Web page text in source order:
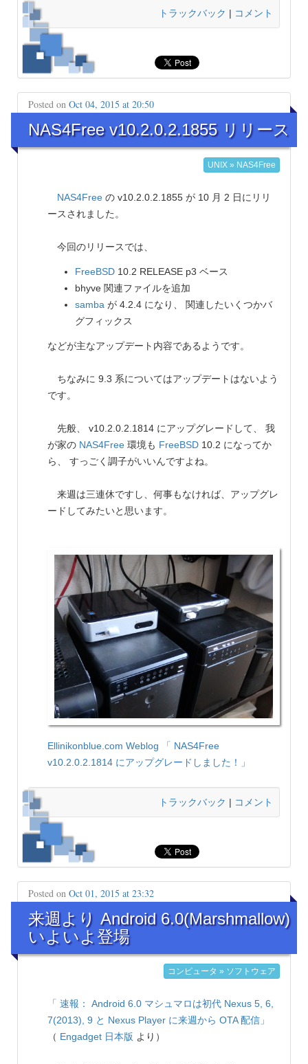
トラックバック | コメント
Posted on Oct 04, 2015 at 20:50
NAS4Free v10.2.0.2.1855 リリース
UNIX » NAS4Free
NAS4Free の v10.2.0.2.1855 が 10 月 2 日にリリ
ースされました。
今回のリリースでは、
FreeBSD 10.2 RELEASE p3 ベース
bhyve 関連ファイルを追加
samba が 4.2.4 になり、 関連したいくつかバ
グフィックス
などが主なアップデート内容であるようです。
ちなみに 9.3 系についてはアップデートはないよう
です。
先般、 v10.2.0.2.1814 にアップグレードして、 我
が家の NAS4Free 環境も FreeBSD 10.2 になってか
ら、 すっごく調子がいいんですよね。
来週は三連休ですし、何事もなければ、アップグレ
ードしてみたいと思います。
Ellinikonblue.com Weblog
「 NAS4Free
v10.2.0.2.1814 にアップグレードしました！」
トラックバック | コメント
Posted on Oct 01, 2015 at 23:32
来週より Android 6.0(Marshmallow)
いよいよ登場
コンピュータ » ソフトウェア
「 速報： Android 6.0 マシュマロは初代 Nexus 5, 6,
7(2013), 9 と Nexus Player に来週から OTA 配信」
（ Engadget 日本版 より）